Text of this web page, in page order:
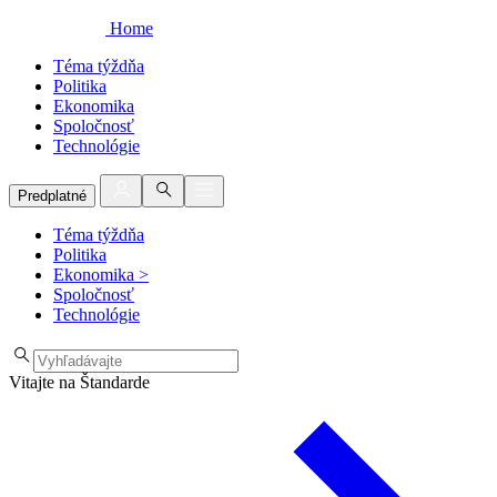
Home
Téma týždňa
Politika
Ekonomika
Spoločnosť
Technológie
Predplatné
Téma týždňa
Politika
Ekonomika >
Spoločnosť
Technológie
Vitajte na Štandarde